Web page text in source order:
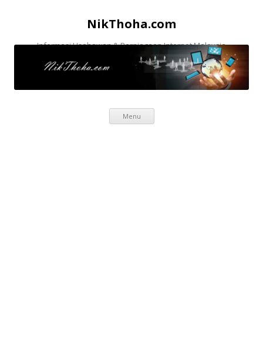
NikThoha.com
Informasi Usahawan & Perniagaan Internet Malaysia
Menu
Skip to content